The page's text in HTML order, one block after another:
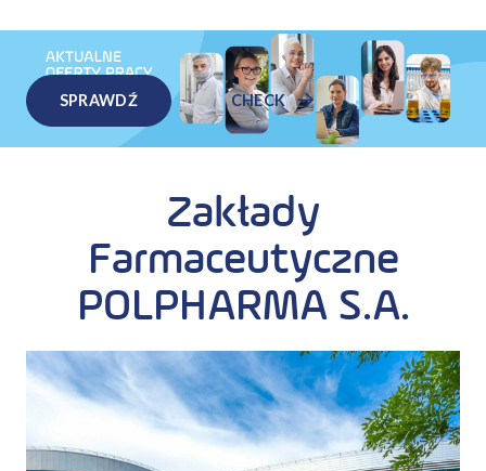
SPRAWDŹ CHECK
Zakłady
Farmaceutyczne
POLPHARMA S.A.